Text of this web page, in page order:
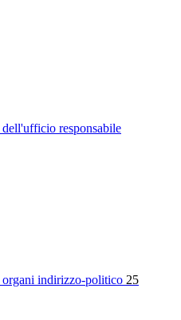
responsabile
indirizzo-politico 25